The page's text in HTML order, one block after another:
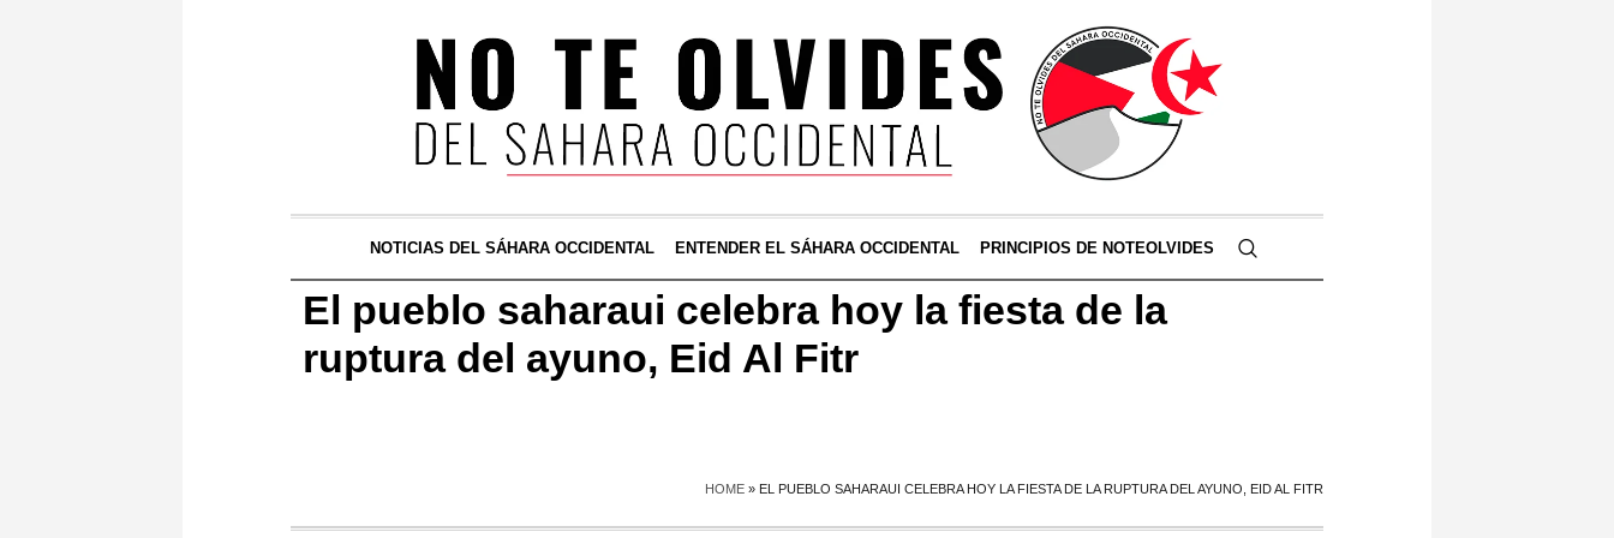
NOTICIAS DEL SÁHARA OCCIDENTAL ENTENDER EL SÁHARA OCCIDENTAL PRINCIPIOS DE NOTEOLVIDES
El pueblo saharaui celebra hoy la fiesta de la
ruptura del ayuno, Eid Al Fitr
HOME » EL PUEBLO SAHARAUI CELEBRA HOY LA FIESTA DE LA RUPTURA DEL AYUNO, EID AL FITR